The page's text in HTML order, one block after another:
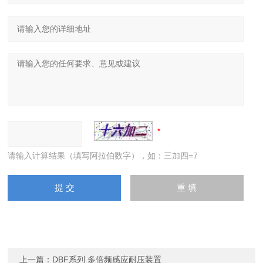
请输入计算结果（填写阿拉伯数字），如：三加四=7
上一篇： DBF系列 多倍频感应耐压装置